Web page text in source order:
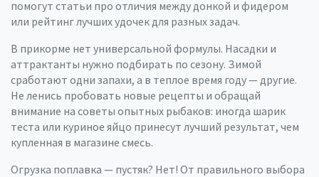
помогут статьи про отличия между донкой и фидером
или рейтинг лучших удочек для разных задач.
В прикорме нет универсальной формулы. Насадки и
аттрактанты нужно подбирать по сезону. Зимой
сработают одни запахи, а в теплое время году — другие.
Не ленись пробовать новые рецепты и обращай
внимание на советы опытных рыбаков: иногда шарик
теста или куриное яйцо принесут лучший результат, чем
купленная в магазине смесь.
Огрузка поплавка — пустяк? Нет! От правильного выбора